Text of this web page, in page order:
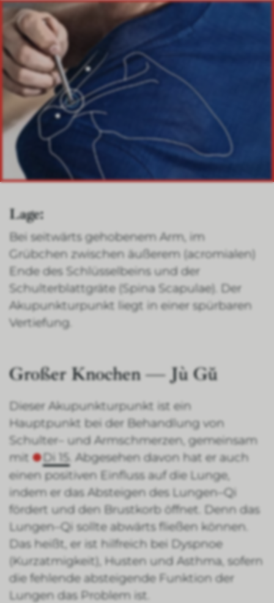
Lage:
Bei seitwärts gehobenem Arm, im
Grübchen zwischen äußerem (acromialen)
Ende des Schlüsselbeins und der
Schulterblattgräte (Spina Scapulae). Der
Akupunkturpunkt liegt in einer spürbaren
Vertiefung.
Großer Knochen — Jù Gŭ
Dieser Akupunkturpunkt ist ein
Hauptpunkt bei der Behandlung von
Schulter– und Armschmerzen, gemeinsam
mit
Di 15 . Abgesehen davon hat er auch
einen positiven Einfluss auf die Lunge,
indem er das Absteigen des Lungen–Qi
fördert und den Brustkorb öffnet. Denn das
Lungen–Qi sollte abwärts fließen können.
Das heißt, er ist hilfreich bei Dyspnoe
(Kurzatmigkeit), Husten und Asthma, sofern
die fehlende absteigende Funktion der
Lungen das Problem ist.